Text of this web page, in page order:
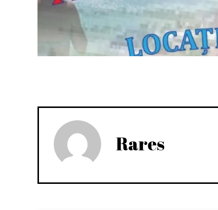
Rares